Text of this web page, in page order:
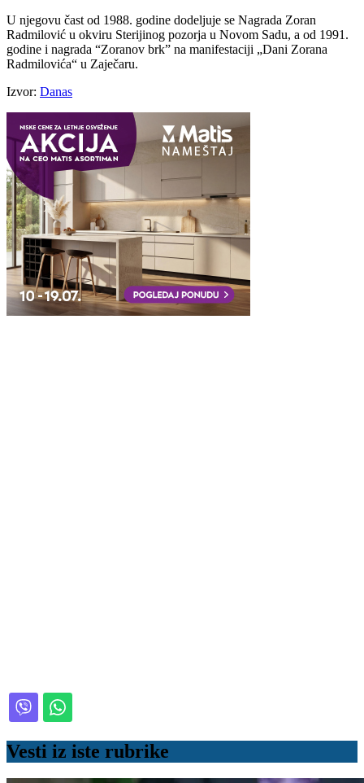
U njegovu čast od 1988. godine dodeljuje se Nagrada Zoran
Radmilović u okviru Sterijinog pozorja u Novom Sadu, a od 1991.
godine i nagrada “Zoranov brk” na manifestaciji „Dani Zorana
Radmilovića“ u Zaječaru.
Izvor: Danas
Vesti iz iste rubrike